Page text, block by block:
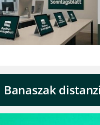
Banaszak